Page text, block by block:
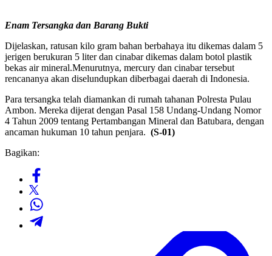
Enam Tersangka dan Barang Bukti
Dijelaskan, ratusan kilo gram bahan berbahaya itu dikemas dalam 5
jerigen berukuran 5 liter dan cinabar dikemas dalam botol plastik
bekas air mineral.Menurutnya, mercury dan cinabar tersebut
rencananya akan diselundupkan diberbagai daerah di Indonesia.
Para tersangka telah diamankan di rumah tahanan Polresta Pulau
Ambon. Mereka dijerat dengan Pasal 158 Undang-Undang Nomor
4 Tahun 2009 tentang Pertambangan Mineral dan Batubara, dengan
ancaman hukuman 10 tahun penjara. (S-01)
Bagikan: